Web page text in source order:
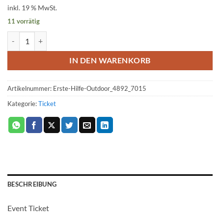
inkl. 19 % MwSt.
11 vorrätig
IN DEN WARENKORB
Artikelnummer: Erste-Hilfe-Outdoor_4892_7015
Kategorie:Ticket
BESCHREIBUNG
Event Ticket